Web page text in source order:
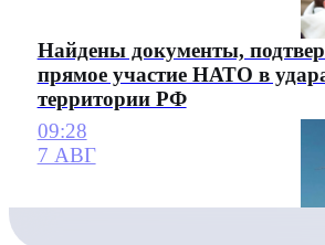
Найдены документы,
прямое участие НАТО в
территории РФ
09:28
7 АВГ